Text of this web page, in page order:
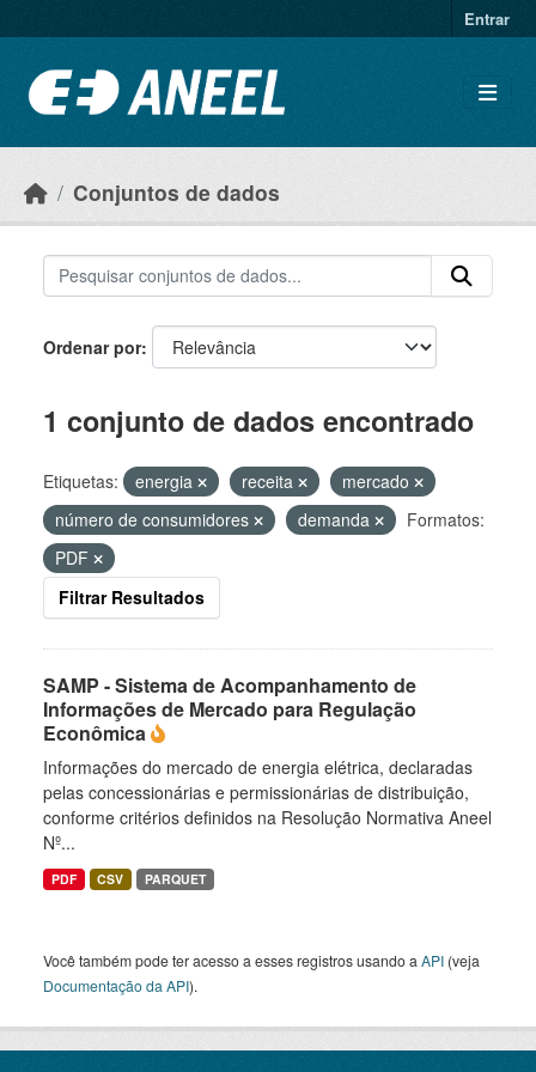
Entrar
Conjuntos de dados
Ordenar por
1 conjunto de dados encontrado
Etiquetas: energia receita
mercado
número de consumidores
demanda
Formatos:
PDF
Filtrar Resultados
SAMP - Sistema de Acompanhamento de
Informações de Mercado para Regulação
Econômica
Informações do mercado de energia elétrica, declaradas
pelas concessionárias e permissionárias de distribuição,
conforme critérios definidos na Resolução Normativa Aneel
Nº...
PDF CSV PARQUET
Você também pode ter acesso a esses registros usando a API (veja
Documentação da API).